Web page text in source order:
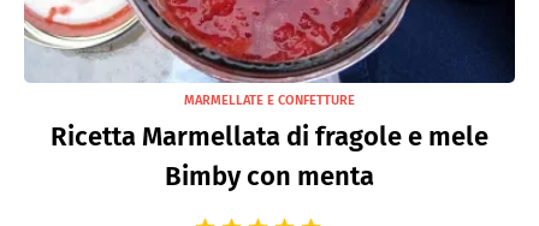
MARMELLATE E CONFETTURE
Ricetta Marmellata di fragole e mele
Bimby con menta